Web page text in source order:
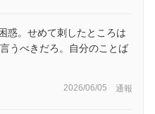
。せめて刺したところは
うべきだろ。自分のことば
2026/06/05 通報